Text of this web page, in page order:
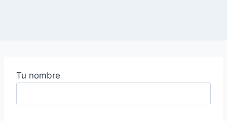
Tu nombre